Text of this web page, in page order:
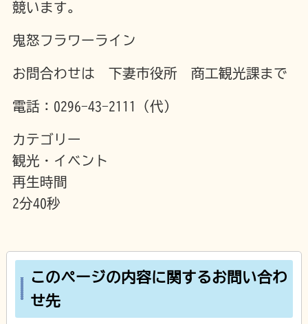
競います。
鬼怒フラワーライン
お問合わせは 下妻市役所 商工観光課まで
電話：0296-43-2111（代）
カテゴリー
観光・イベント
再生時間
2分40秒
このページの内容に関するお問い合わ
せ先